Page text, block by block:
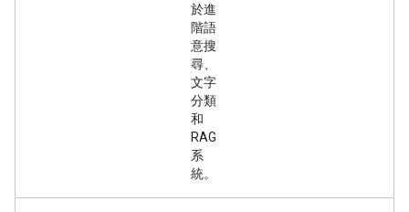
於進
階語
意搜
尋、
文字
分類
和
RAG
系
統。